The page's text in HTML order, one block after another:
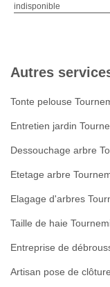
indisponible
Autres
Tonte pelouse
Entretien jardin
Dessouchage arbre
Etetage arbre
Elagage d'arbres
Taille de haie
Entreprise de
Artisan pose de